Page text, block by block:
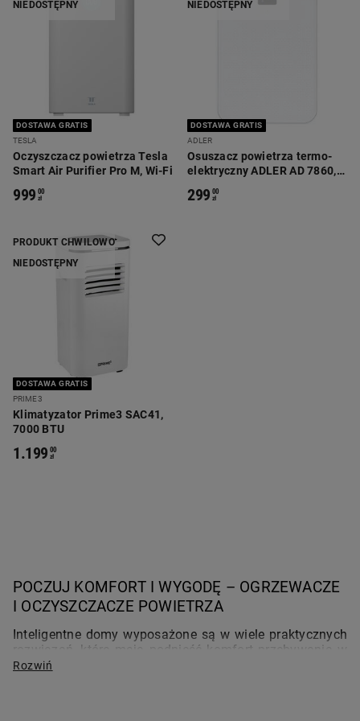
NIEDOSTĘPNY
DOSTAWA GRATIS
TESLA
Oczyszczacz powietrza Tesla
Smart Air Purifier Pro M, Wi-Fi
999 00
zł
NIEDOSTĘPNY
DOSTAWA GRATIS
ADLER
Osuszacz powietrza termo-
elektryczny ADLER AD 7860, 3
299 00
zł
PRODUKT CHWILOWO
NIEDOSTĘPNY
DOSTAWA GRATIS
PRIME3
Klimatyzator Prime3 SAC41,
7000 BTU
1.199 00
zł
POCZUJ KOMFORT I WYGODĘ – OGRZEWACZE
I OCZYSZCZACZE POWIETRZA
Inteligentne domy wyposażone są w wiele praktycznych
rozwiązań, które mają podnieść komfort przebywania w
pomieszczeniu. Nie musisz sięgać po zaawansowane